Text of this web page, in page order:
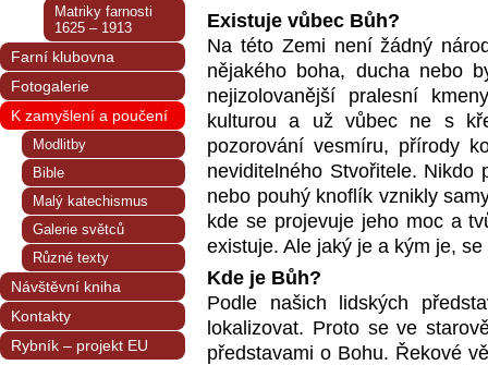
Existuje vůbec Bůh?
Na této Zemi není žádný
nějakého boha, ducha nebo
nejizolovanější pralesní
kulturou a už vůbec ne s
pozorování vesmíru, přírody
neviditelného Stvořitele. Nikdo
nebo pouhý knoflík vznikly
kde se projevuje jeho moc a
existuje. Ale jaký je a kým je,
Kde je Bůh?
Podle našich lidských
lokalizovat. Proto se ve
představami o Bohu. Řekové
Matriky farnosti
1625 – 1913
Farní klubovna
Fotogalerie
K zamyšlení a poučení
Modlitby
Bible
Malý katechismus
Galerie světců
Různé texty
Návštěvní kniha
Kontakty
Rybník – projekt EU